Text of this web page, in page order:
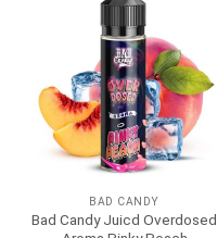
BAD CANDY
Bad Candy Juicd Overdosed